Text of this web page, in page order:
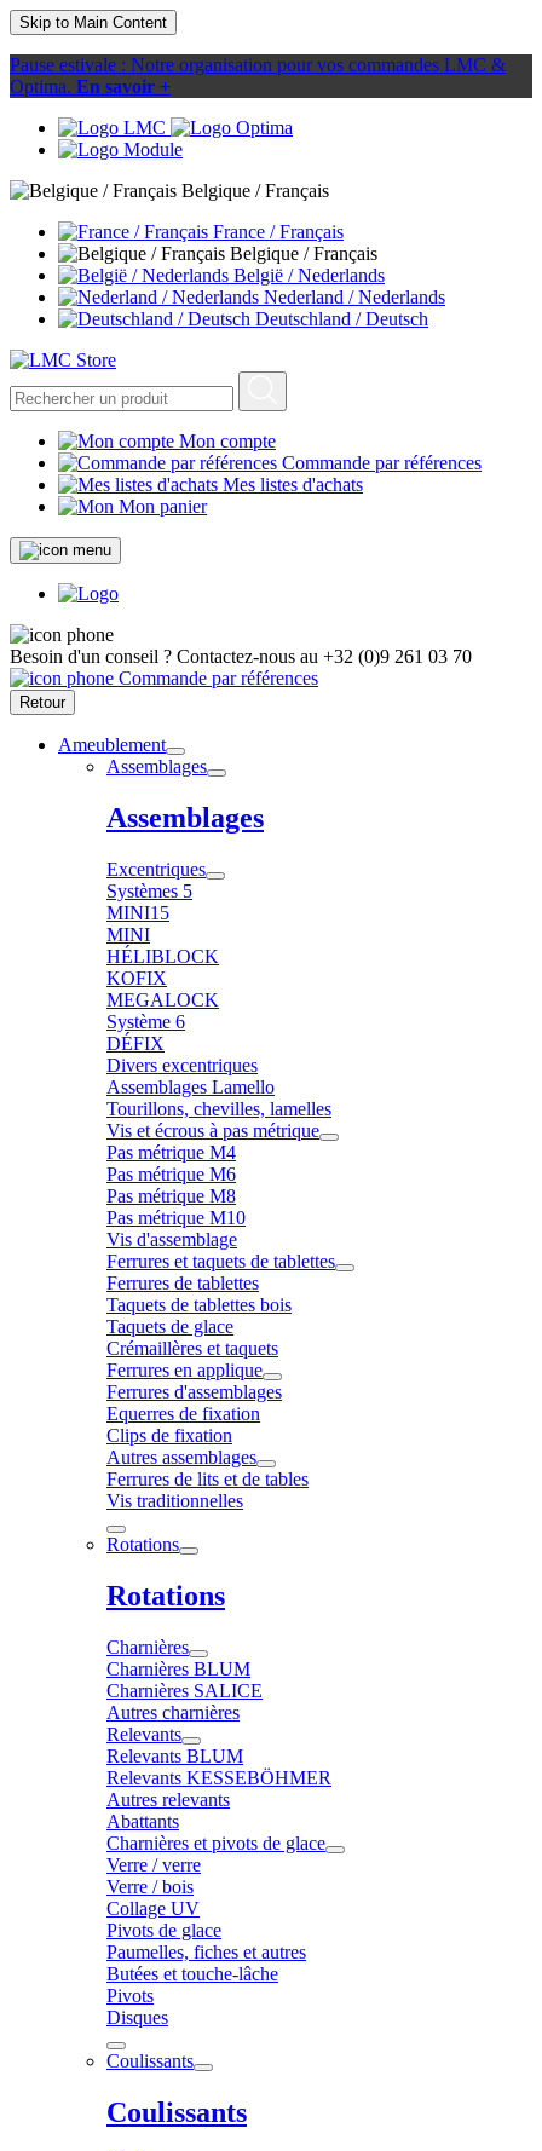
Skip to Main Content
Pause estivale : Notre organisation pour vos commandes LMC &
Optima. En savoir +
Belgique / Français
France / Français
Belgique / Français
België / Nederlands
Nederland / Nederlands
Deutschland / Deutsch
Mon compte
Commande par références
Mes listes d'achats
Mon panier
Besoin d'un conseil ? Contactez-nous au +32 (0)9 261 03 70
Commande par références
Retour
Ameublement
Assemblages
Assemblages
Excentriques
Systèmes 5
MINI15
MINI
HÉLIBLOCK
KOFIX
MEGALOCK
Système 6
DÉFIX
Divers excentriques
Assemblages Lamello
Tourillons, chevilles, lamelles
Vis et écrous à pas métrique
Pas métrique M4
Pas métrique M6
Pas métrique M8
Pas métrique M10
Vis d'assemblage
Ferrures et taquets de tablettes
Ferrures de tablettes
Taquets de tablettes bois
Taquets de glace
Crémaillères et taquets
Ferrures en applique
Ferrures d'assemblages
Equerres de fixation
Clips de fixation
Autres assemblages
Ferrures de lits et de tables
Vis traditionnelles
Rotations
Rotations
Charnières
Charnières BLUM
Charnières SALICE
Autres charnières
Relevants
Relevants BLUM
Relevants KESSEBÖHMER
Autres relevants
Abattants
Charnières et pivots de glace
Verre / verre
Verre / bois
Collage UV
Pivots de glace
Paumelles, fiches et autres
Butées et touche-lâche
Pivots
Disques
Coulissants
Coulissants